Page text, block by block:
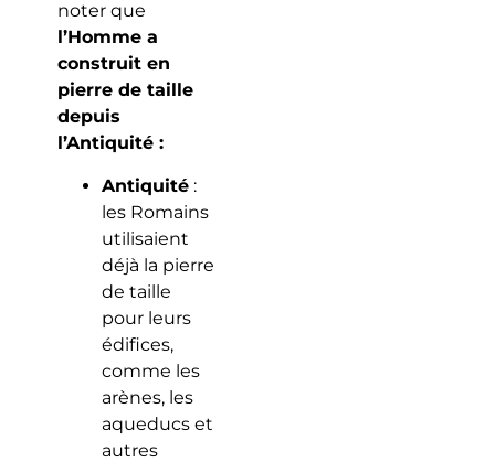
noter que
l’Homme a
construit en
pierre de taille
depuis
l’Antiquité :
Antiquité:
les Romains
utilisaient
déjà la pierre
de taille
pour leurs
édifices,
comme les
arènes, les
aqueducs et
autres